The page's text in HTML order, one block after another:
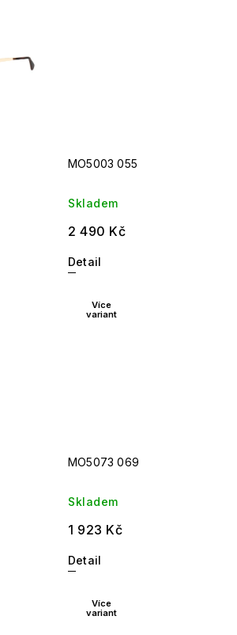
MO5003 055
Skladem
2 490 Kč
Detail
Více
variant
MO5073 069
Skladem
1 923 Kč
Detail
Více
variant